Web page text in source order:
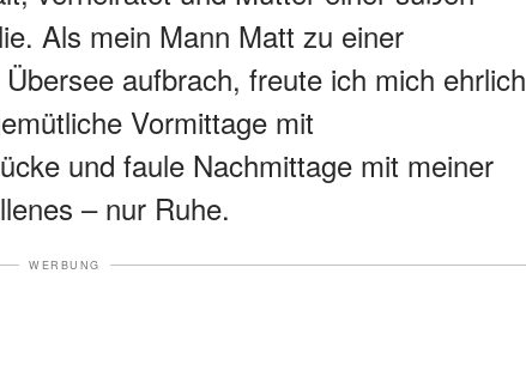
Als mein Mann Matt zu einer
aufbrach, freute ich mich ehrlich
Vormittage mit
und faule Nachmittage mit meiner
– nur Ruhe.
WERBUNG